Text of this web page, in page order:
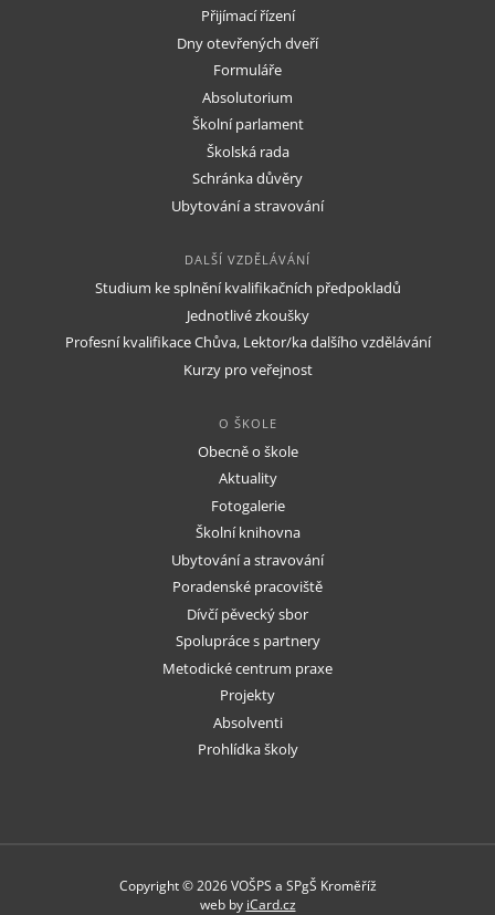
Přijímací řízení
Dny otevřených dveří
Formuláře
Absolutorium
Školní parlament
Školská rada
Schránka důvěry
Ubytování a stravování
DALŠÍ VZDĚLÁVÁNÍ
Studium ke splnění kvalifikačních předpokladů
Jednotlivé zkoušky
Profesní kvalifikace Chůva, Lektor/ka dalšího vzdělávání
Kurzy pro veřejnost
O ŠKOLE
Obecně o škole
Aktuality
Fotogalerie
Školní knihovna
Ubytování a stravování
Poradenské pracoviště
Dívčí pěvecký sbor
Spolupráce s partnery
Metodické centrum praxe
Projekty
Absolventi
Prohlídka školy
Copyright © 2026 VOŠPS a SPgŠ Kroměříž
web by iCard.cz